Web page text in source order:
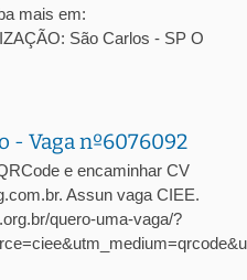
mais em:
São Carlos - SP O
- Vaga nº6076092
e encaminhar CV
Assun vaga CIEE.
quero-uma-vaga/?